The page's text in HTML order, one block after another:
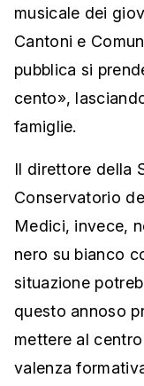
musicale dei
Cantoni e
pubblica si
cento»,
famiglie.
Il direttore della
Conservatorio
Medici, invece,
nero su bianco
situazione
questo annoso
mettere al centro
valenza